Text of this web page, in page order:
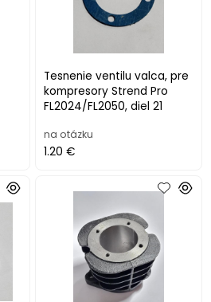
Tesnenie ventilu valca, pre
kompresory Strend Pro
FL2024/FL2050, diel 21
na otázku
1.20 €